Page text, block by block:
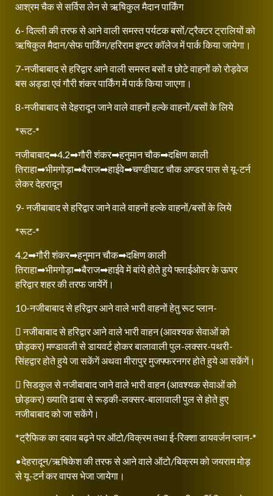
आश्रम चैक से सर्विस लेन से ऋषिकुल मैदान पार्किंग
6- दिल्ली की तरफ से आने वाली समस्त पर्यटक बसों/ट्रैक्टर ट्रालियों को
ऋषिकुल मैदान/सेफ पार्किंग/हरिराम इण्टर कॉलेज में पार्क किया जायेगा।
7-नजीबाबाद से हरिद्वार आने वाली समस्त बसों व छोटे वाहनों को रोड़वेज
बस अड्डा एवं गौरी शंकर पार्किंग में पार्क किया जाएगा।
8-नजीबाबाद से देहरादून जाने वाले वाहनों हल्के वाहनों/बसों के लिये
*रूट-*
नजीबाबाद➡4.2➡गौरी शंकर➡हनुमान चौक➡दक्षिण काली
तिराहा➡भीमगोड़ा➡बैराज➡हाईवे➡चण्डीघाट चौक अण्डर पास से यू-टर्न
लेकर देहरादून
9- नजीबाबाद से हरिद्वार जाने वाले वाहनों हल्के वाहनों/बसों के लिये
*रूट-*
4.2➡गौरी शंकर➡हनुमान चौक➡दक्षिण काली
तिराहा➡भीमगोड़ा➡बैराज➡हाईवे में बांये होते हुये फ्लाईओवर के ऊपर
हरिद्वार शहर की तरफ जायेंगें।
10-नजीबाबाद से हरिद्वार आने वाले भारी वाहनों हेतु रूट प्लान-
 नजीबाबाद से हरिद्वार आने वाले भारी वाहन (आवश्यक सेवाओं को
छोड़कर) मण्डावली से डायवर्ट होकर बालावाली पुल-लक्सर-पथरी-
सिंहद्वार होते हुये जा सकेंगें अथवा मीरापुर मुजफ्फरनगर होते हुये आ सकेंगें।
 सिडकुल से नजीबाबाद जाने वाले भारी वाहन (आवश्यक सेवाओं को
छोड़कर) ख्याति ढाबा से रूड़की-लक्सर-बालावाली पुल से होते हुए
नजीबाबाद को जा सकेंगे।
*ट्रैफिक का दबाव बढ़ने पर ऑटो/विक्रम तथा ई-रिक्शा डायवर्जन प्लान-*
•देहरादून/ऋषिकेश की तरफ से आने वाले ऑटो/बिक्रम को जयराम मोड़
से यू-टर्न कर वापस भेजा जायेगा।